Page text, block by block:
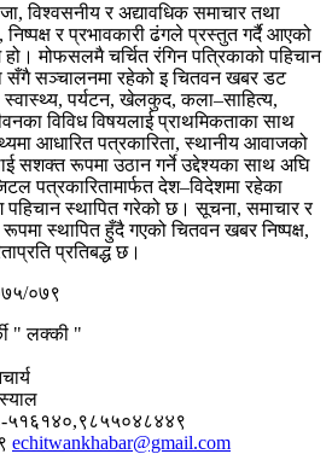
विश्वसनीय र अद्यावधिक समाचार तथा
र प्रभावकारी ढंगले प्रस्तुत गर्दै आएको
हो। मोफसलमै चर्चित रंगिन पत्रिकाको पहिचान
सँगै सञ्चालनमा रहेको इ चितवन खबर डट
स्वास्थ्य, पर्यटन, खेलकुद, कला–साहित्य,
विविध विषयलाई प्राथमिकताका साथ
आधारित पत्रकारिता, स्थानीय आवाजको
सशक्त रूपमा उठान गर्ने उद्देश्यका साथ अघि
पत्रकारितामार्फत देश–विदेशमा रहेका
स्थापित गरेको छ। सूचना, समाचार र
स्थापित हुँदै गएको चितवन खबर निष्पक्ष,
प्रतिबद्ध छ।
०७९
" लक्की "
५१६१४०,९८५५०४८४४९
echitwankhabar@gmail.com